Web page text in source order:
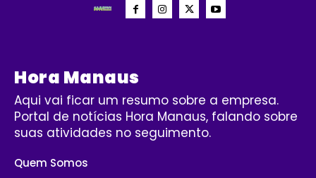
Hora Manaus
Aqui vai ficar um resumo sobre a empresa.
Portal de notícias Hora Manaus, falando sobre
suas atividades no seguimento.
Quem Somos